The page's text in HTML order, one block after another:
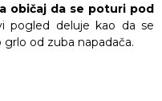
običaj da se poturi pod
pogled deluje kao da se
od zuba napadača.